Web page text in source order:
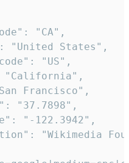
"CA",
"United States",
"US",
Francisco",
"37.7898",
"-122.3942",
"Wikimedia